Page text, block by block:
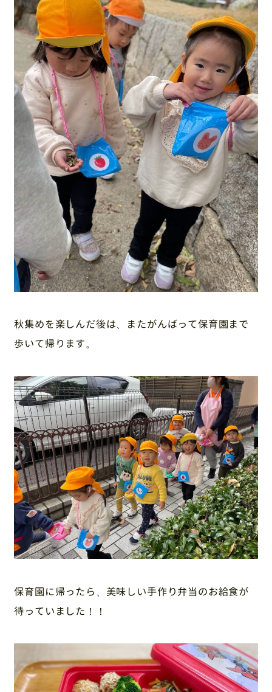
秋集めを楽しんだ後は、またがんばって保育園まで
歩いて帰ります。
保育園に帰ったら、美味しい手作り弁当のお給食が
待っていました！！